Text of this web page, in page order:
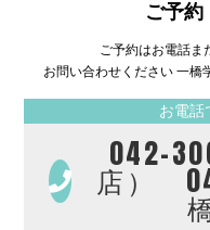
ご予約
ご予約はお電話ま
お問い合わせください 一橋
お電話
042-
店）